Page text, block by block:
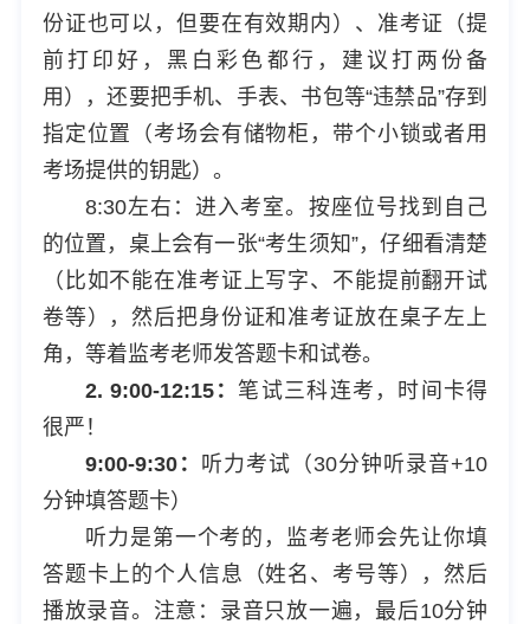
份证也可以，但要在有效期内）、准考证（提
前打印好，黑白彩色都行，建议打两份备
用），还要把手机、手表、书包等“违禁品”存到
指定位置（考场会有储物柜，带个小锁或者用
考场提供的钥匙）。
8:30左右：进入考室。按座位号找到自己
的位置，桌上会有一张“考生须知”，仔细看清楚
（比如不能在准考证上写字、不能提前翻开试
卷等），然后把身份证和准考证放在桌子左上
角，等着监考老师发答题卡和试卷。
2. 9:00-12:15： 笔试三科连考，时间卡得
很严！
9:00-9:30： 听力考试（30分钟听录音+10
分钟填答题卡）
听力是第一个考的，监考老师会先让你填
答题卡上的个人信息（姓名、考号等），然后
播放录音。注意：录音只放一遍，最后10分钟